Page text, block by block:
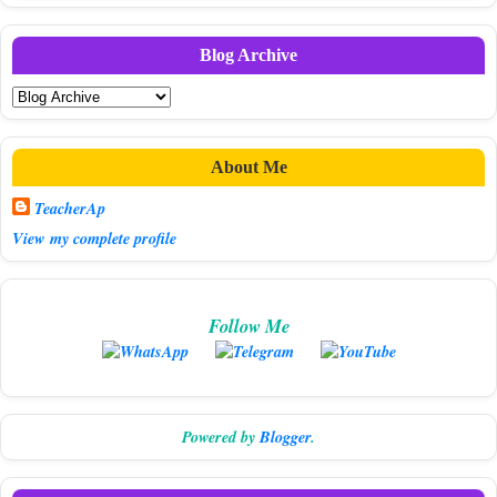
Blog Archive
About Me
TeacherAp
View my complete profile
Follow Me
Powered byBlogger.